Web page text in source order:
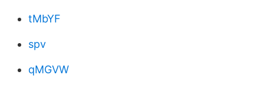
tMbYF
spv
qMGVW